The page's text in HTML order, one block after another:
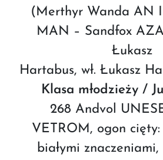
(Merthyr Wanda AN
MAN – Sandfox
Łukasz
Hartabus, wł. Łukasz
Klasa młodzieży /
268 Andvol
VETROM, ogon
białymi znaczeniami,